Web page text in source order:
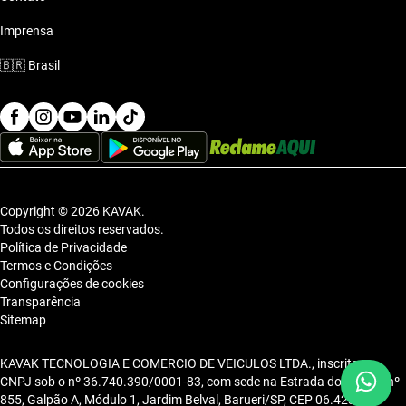
Imprensa
🇧🇷 Brasil
Copyright © 2026 KAVAK.
Todos os direitos reservados.
Política de Privacidade
Termos e Condições
Configurações de cookies
Transparência
Sitemap
KAVAK TECNOLOGIA E COMERCIO DE VEICULOS LTDA., inscrita no
CNPJ sob o nº 36.740.390/0001-83, com sede na Estrada dos Alpes, nº
855, Galpão A, Módulo 1, Jardim Belval, Barueri/SP, CEP 06.423-080